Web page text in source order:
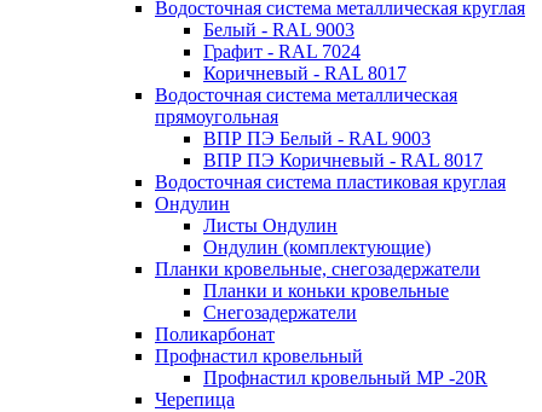
Водосточная система металлическая круглая
Белый - RAL 9003
Графит - RAL 7024
Коричневый - RAL 8017
Водосточная система металлическая
прямоугольная
ВПР ПЭ Белый - RAL 9003
ВПР ПЭ Коричневый - RAL 8017
Водосточная система пластиковая круглая
Ондулин
Листы Ондулин
Ондулин (комплектующие)
Планки кровельные, снегозадержатели
Планки и коньки кровельные
Снегозадержатели
Поликарбонат
Профнастил кровельный
Профнастил кровельный МР -20R
Черепица